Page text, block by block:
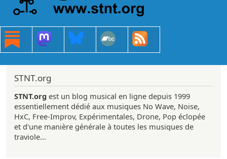
STNT.org
STNT.org est un blog musical en ligne depuis 1999
essentiellement dédié aux musiques No Wave, Noise,
HxC, Free-Improv, Expérimentales, Drone, Pop éclopée
et d'une manière générale à toutes les musiques de
traviole...